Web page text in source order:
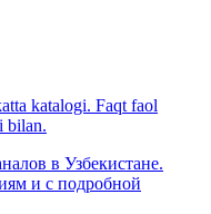
katalogi. Faqt faol
bilan.
в Узбекистане.
и с подробной